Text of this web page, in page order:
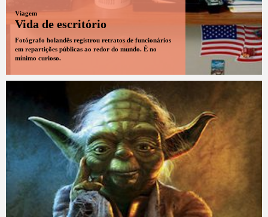
Viagem
Vida de escritório
Fotógrafo holandês registrou retratos de funcionários
em repartições públicas ao redor do mundo. É no
mínimo curioso.